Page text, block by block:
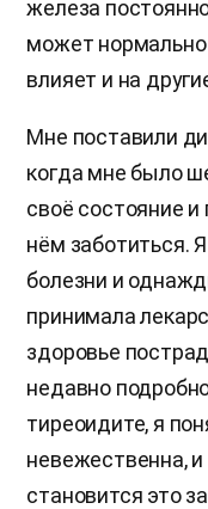
железа
может нормально
влияет и на
Мне поставили
когда мне было
своё состояние
нём заботиться.
болезни и
принимала
здоровье
недавно
тиреоидите, я
невежественна,
становится это